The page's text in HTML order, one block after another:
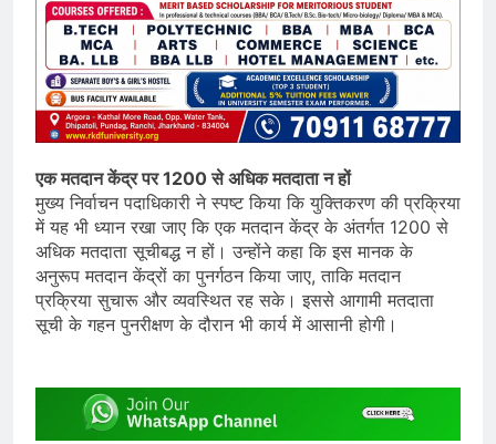
एक मतदान केंद्र पर 1200 से अधिक मतदाता न हों
मुख्य निर्वाचन पदाधिकारी ने स्पष्ट किया कि युक्तिकरण की प्रक्रिया
में यह भी ध्यान रखा जाए कि एक मतदान केंद्र के अंतर्गत 1200 से
अधिक मतदाता सूचीबद्ध न हों। उन्होंने कहा कि इस मानक के
अनुरूप मतदान केंद्रों का पुनर्गठन किया जाए, ताकि मतदान
प्रक्रिया सुचारू और व्यवस्थित रह सके। इससे आगामी मतदाता
सूची के गहन पुनरीक्षण के दौरान भी कार्य में आसानी होगी।